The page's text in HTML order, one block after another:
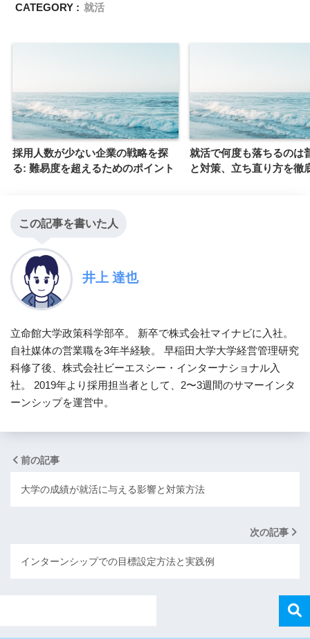
CATEGORY : 就活
採用人数が少ない企業の戦略を探
る: 難易度を超えるためのポイント
就活で何度も落ちるのは
と対策、立ち直り方を徹
この記事を書いた人
井上 達也
立命館大学政策科学部卒。 新卒で株式会社マイナビに入社。
自社媒体の営業職を3年半経験。 早稲田大学大学経営管理研究
科修了後、株式会社ビーエスシー・インターナショナル入
社。 2019年より採用担当者として、2〜3週間のサマーインタ
ーンシップを運営中。
前の記事
大学の成績が就活に与える影響と対策方法
次の記事
インターンシップでの目標設定方法と実践例